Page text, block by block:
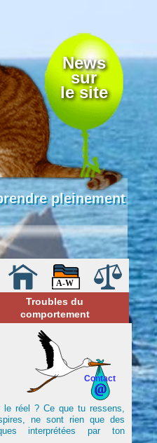
News
sur
le site
pleinement
Troubles du
comportement
Contact
le réel ? Ce que tu ressens,
ne sont rien que des
interprétées par ton